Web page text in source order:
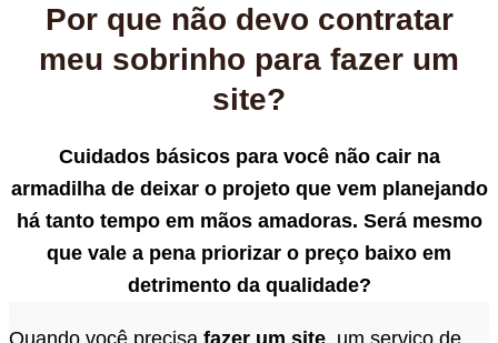
Por que não devo contratar
meu sobrinho para fazer um
site?
Cuidados básicos para você não cair na
armadilha de deixar o projeto que vem planejando
há tanto tempo em mãos amadoras. Será mesmo
que vale a pena priorizar o preço baixo em
detrimento da qualidade?